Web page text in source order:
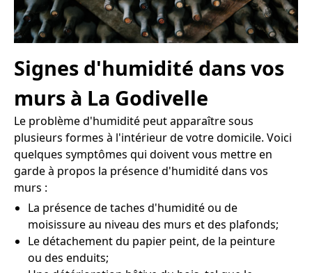
Signes d'humidité dans vos
murs à La Godivelle
Le problème d'humidité peut apparaître sous
plusieurs formes à l'intérieur de votre domicile. Voici
quelques symptômes qui doivent vous mettre en
garde à propos la présence d'humidité dans vos
murs :
La présence de taches d'humidité ou de
moisissure au niveau des murs et des plafonds;
Le détachement du papier peint, de la peinture
ou des enduits;